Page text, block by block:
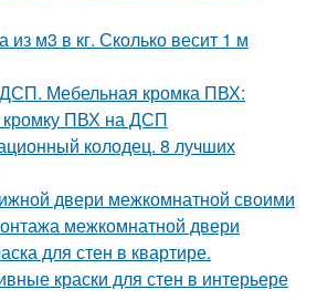
м3 в кг. Сколько весит 1 м
Мебельная кромка ПВХ:
кромку ПВХ на ДСП
колодец. 8 лучших
двери межкомнатной своими
межкомнатной двери
для стен в квартире.
краски для стен в интерьере